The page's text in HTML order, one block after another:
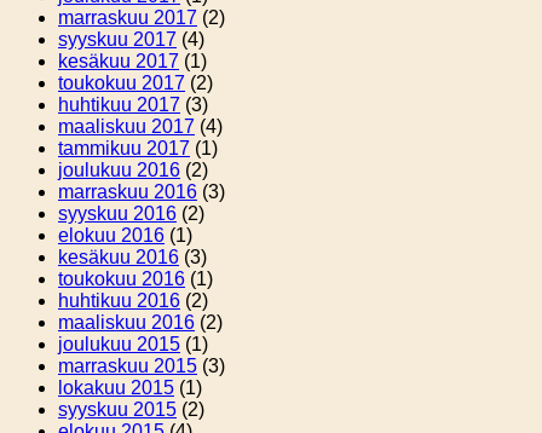
marraskuu 2017 (2)
syyskuu 2017 (4)
kesäkuu 2017 (1)
toukokuu 2017 (2)
huhtikuu 2017 (3)
maaliskuu 2017 (4)
tammikuu 2017 (1)
joulukuu 2016 (2)
marraskuu 2016 (3)
syyskuu 2016 (2)
elokuu 2016 (1)
kesäkuu 2016 (3)
toukokuu 2016 (1)
huhtikuu 2016 (2)
maaliskuu 2016 (2)
joulukuu 2015 (1)
marraskuu 2015 (3)
lokakuu 2015 (1)
syyskuu 2015 (2)